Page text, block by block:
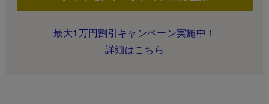
最大1万円割引キャンペーン実施中！
詳細はこちら